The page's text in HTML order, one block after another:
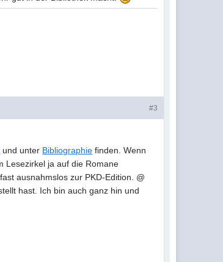
#3
und unter Bibliographie finden. Wenn
Lesezirkel ja auf die Romane
ausnahmslos zur PKD-Edition. @
hast. Ich bin auch ganz hin und